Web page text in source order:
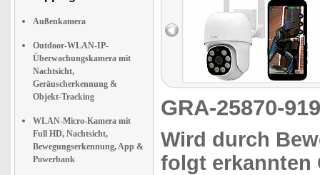
Außenkamera
Outdoor-WLAN-IP-
Überwachungskamera mit
Nachtsicht,
Geräuscherkennung &
Objekt-Tracking
WLAN-Micro-Kamera mit
Full HD, Nachtsicht,
Bewegungserkennung, App &
Powerbank
GRA-25870-
Wird durch
folgt erkannten